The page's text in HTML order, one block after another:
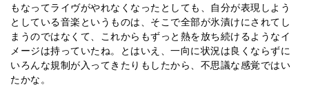
もなってライヴがやれなくなったとしても、自分が表現しよう
としている音楽というものは、そこで全部が氷漬けにされてし
まうのではなくて、これからもずっと熱を放ち続けるようなイ
メージは持っていたね。とはいえ、一向に状況は良くならずに
いろんな規制が入ってきたりもしたから、不思議な感覚ではい
たかな。